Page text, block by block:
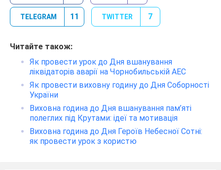
TELEGRAM 11 TWITTER 7
Читайте також:
Як провести урок до Дня вшанування
ліквідаторів аварії на Чорнобильській АЕС
Як провести виховну годину до Дня Соборності
України
Виховна година до Дня вшанування пам’яті
полеглих під Крутами: ідеї та мотивація
Виховна година до Дня Героїв Небесної Сотні:
як провести урок з користю